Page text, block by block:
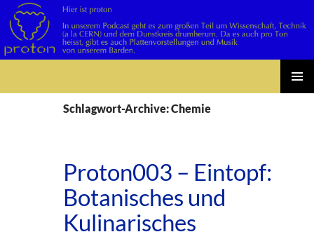
Schlagwort-Archive: Chemie
Proton003 – Eintopf:
Botanisches und
Kulinarisches